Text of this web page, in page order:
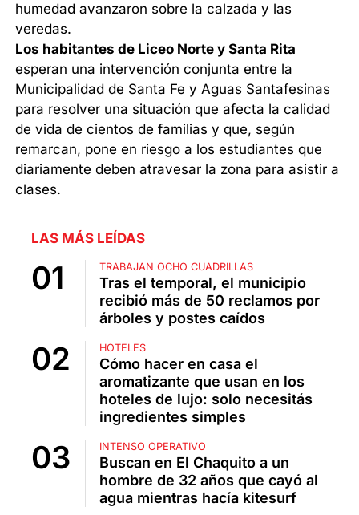
humedad avanzaron sobre la calzada y las
veredas.
Los habitantes de Liceo Norte y Santa Rita
esperan una intervención conjunta entre la
Municipalidad de Santa Fe y Aguas Santafesinas
para resolver una situación que afecta la calidad
de vida de cientos de familias y que, según
remarcan, pone en riesgo a los estudiantes que
diariamente deben atravesar la zona para asistir a
clases.
LAS MÁS LEÍDAS
TRABAJAN OCHO CUADRILLAS
Tras el temporal, el municipio
recibió más de 50 reclamos por
árboles y postes caídos
HOTELES
Cómo hacer en casa el
aromatizante que usan en los
hoteles de lujo: solo necesitás
ingredientes simples
INTENSO OPERATIVO
Buscan en El Chaquito a un
hombre de 32 años que cayó al
agua mientras hacía kitesurf